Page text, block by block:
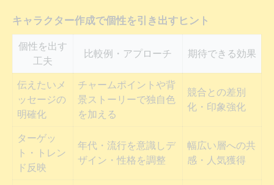
キャラクター作成で個性を引き出すヒント
個性を出す
工夫
比較例・アプローチ 期待できる効果
伝えたいメ
ッセージの
明確化
チャームポイントや背
景ストーリーで独自色
を加える
競合との差別
化・印象強化
ターゲッ
ト・トレン
ド反映
年代・流行を意識しデ
ザイン・性格を調整
幅広い層への共
感・人気獲得